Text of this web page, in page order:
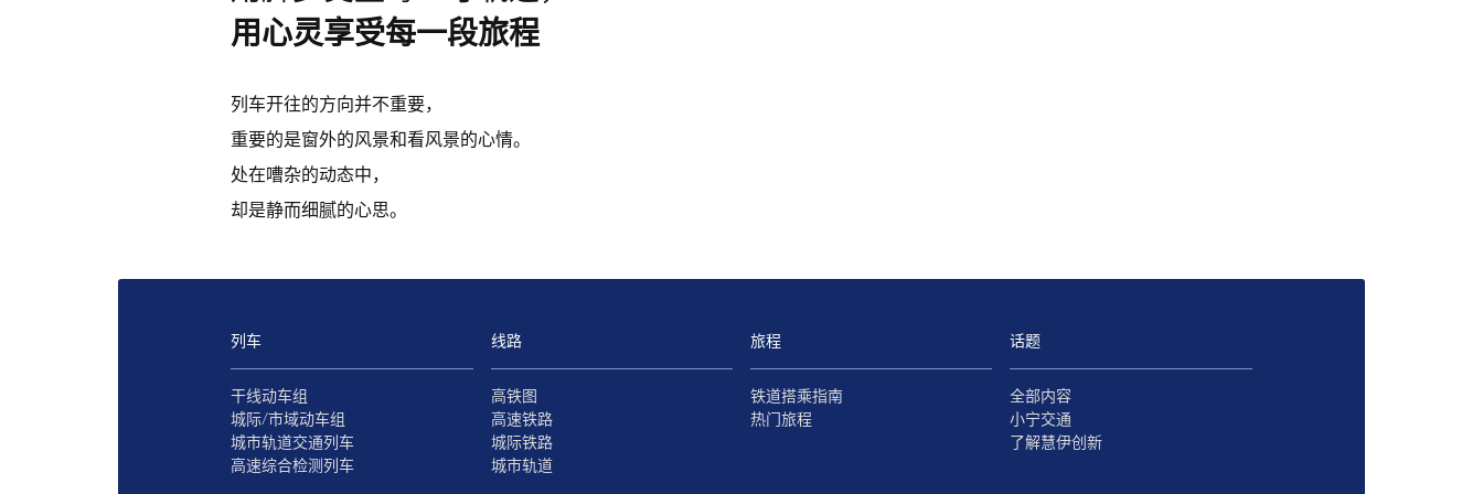
用心灵享受每一段旅程
列车开往的方向并不重要，
重要的是窗外的风景和看风景的心情。
处在嘈杂的动态中，
却是静而细腻的心思。
列车
干线动车组
城际/市域动车组
城市轨道交通列车
高速综合检测列车
线路
高铁图
高速铁路
城际铁路
城市轨道
旅程
铁道搭乘指南
热门旅程
话题
全部内容
小宁交通
了解慧伊创新